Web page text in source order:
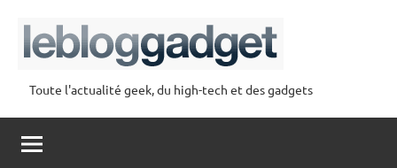
contenu
lebloggadget
Toute l'actualité geek, du high-tech et des gadgets